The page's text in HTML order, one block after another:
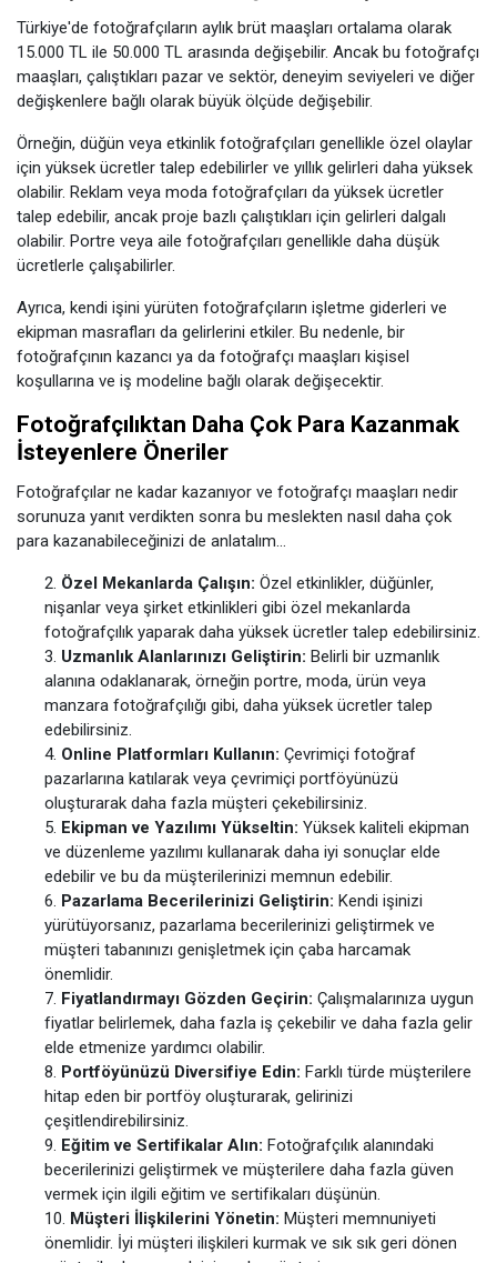
Türkiye'de fotoğrafçıların aylık brüt maaşları ortalama olarak
15.000 TL ile 50.000 TL arasında değişebilir. Ancak bu fotoğrafçı
maaşları, çalıştıkları pazar ve sektör, deneyim seviyeleri ve diğer
değişkenlere bağlı olarak büyük ölçüde değişebilir.
Örneğin, düğün veya etkinlik fotoğrafçıları genellikle özel olaylar
için yüksek ücretler talep edebilirler ve yıllık gelirleri daha yüksek
olabilir. Reklam veya moda fotoğrafçıları da yüksek ücretler
talep edebilir, ancak proje bazlı çalıştıkları için gelirleri dalgalı
olabilir. Portre veya aile fotoğrafçıları genellikle daha düşük
ücretlerle çalışabilirler.
Ayrıca, kendi işini yürüten fotoğrafçıların işletme giderleri ve
ekipman masrafları da gelirlerini etkiler. Bu nedenle, bir
fotoğrafçının kazancı ya da fotoğrafçı maaşları kişisel
koşullarına ve iş modeline bağlı olarak değişecektir.
Fotoğrafçılıktan Daha Çok Para Kazanmak
İsteyenlere Öneriler
Fotoğrafçılar ne kadar kazanıyor ve fotoğrafçı maaşları nedir
sorunuza yanıt verdikten sonra bu meslekten nasıl daha çok
para kazanabileceğinizi de anlatalım…
Özel Mekanlarda Çalışın: Özel etkinlikler, düğünler,
nişanlar veya şirket etkinlikleri gibi özel mekanlarda
fotoğrafçılık yaparak daha yüksek ücretler talep edebilirsiniz.
Uzmanlık Alanlarınızı Geliştirin: Belirli bir uzmanlık
alanına odaklanarak, örneğin portre, moda, ürün veya
manzara fotoğrafçılığı gibi, daha yüksek ücretler talep
edebilirsiniz.
Online Platformları Kullanın: Çevrimiçi fotoğraf
pazarlarına katılarak veya çevrimiçi portföyünüzü
oluşturarak daha fazla müşteri çekebilirsiniz.
Ekipman ve Yazılımı Yükseltin: Yüksek kaliteli ekipman
ve düzenleme yazılımı kullanarak daha iyi sonuçlar elde
edebilir ve bu da müşterilerinizi memnun edebilir.
Pazarlama Becerilerinizi Geliştirin: Kendi işinizi
yürütüyorsanız, pazarlama becerilerinizi geliştirmek ve
müşteri tabanınızı genişletmek için çaba harcamak
önemlidir.
Fiyatlandırmayı Gözden Geçirin: Çalışmalarınıza uygun
fiyatlar belirlemek, daha fazla iş çekebilir ve daha fazla gelir
elde etmenize yardımcı olabilir.
Portföyünüzü Diversifiye Edin: Farklı türde müşterilere
hitap eden bir portföy oluşturarak, gelirinizi
çeşitlendirebilirsiniz.
Eğitim ve Sertifikalar Alın: Fotoğrafçılık alanındaki
becerilerinizi geliştirmek ve müşterilere daha fazla güven
vermek için ilgili eğitim ve sertifikaları düşünün.
Müşteri İlişkilerini Yönetin: Müşteri memnuniyeti
önemlidir. İyi müşteri ilişkileri kurmak ve sık sık geri dönen